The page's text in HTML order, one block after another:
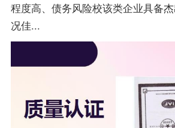
程度高、债务风险校该类企业具备
况佳...